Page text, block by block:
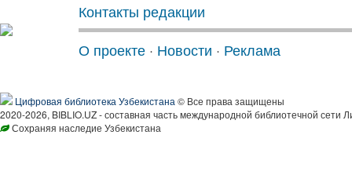
Контакты редакции
О проекте · Новости · Реклама
Цифровая библиотека Узбекистана © Все права защищены
2020-2026, BIBLIO.UZ - составная часть международной библиотечной сети
Сохраняя наследие Узбекистана